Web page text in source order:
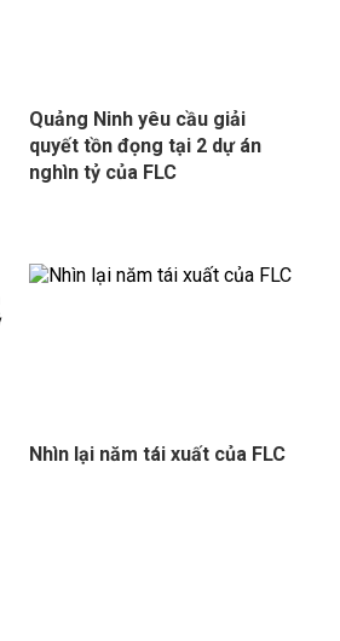
Quảng Ninh yêu cầu giải
quyết tồn đọng tại 2 dự án
nghìn tỷ của FLC
Nhìn lại năm tái xuất của FLC